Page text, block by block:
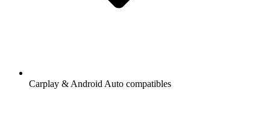
Carplay & Android Auto compatibles